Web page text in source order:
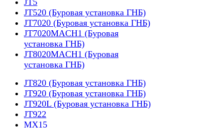
JT5
JT520 (Буровая установка ГНБ)
JT7020 (Буровая установка ГНБ)
JT7020MACH1 (Буровая
установка ГНБ)
JT8020MACH1 (Буровая
установка ГНБ)
JT820 (Буровая установка ГНБ)
JT920 (Буровая установка ГНБ)
JT920L (Буровая установка ГНБ)
JT922
MX15